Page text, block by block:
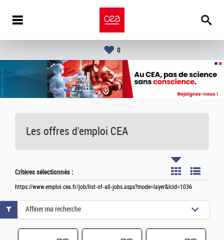
0
Les offres d'emploi CEA
Critères sélectionnés :
https://www.emploi.cea.fr/job/list-of-all-jobs.aspx?mode=layer&lcid=1036
Affiner ma recherche